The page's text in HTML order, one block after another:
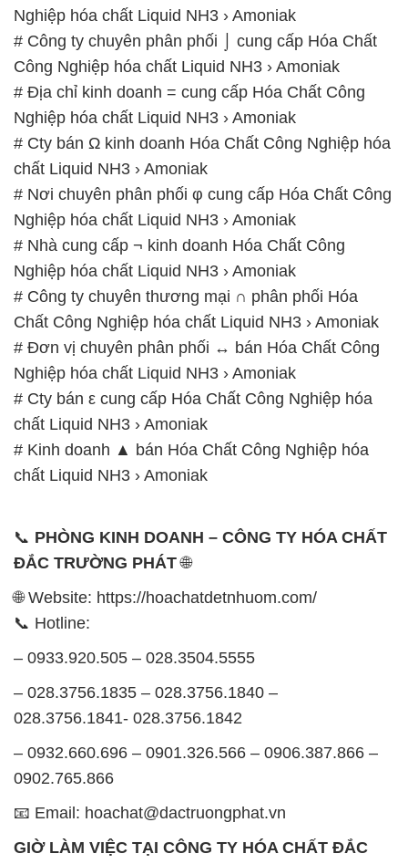
Nghiệp hóa chất Liquid NH3 › Amoniak
# Công ty chuyên phân phối ⌡ cung cấp Hóa Chất
Công Nghiệp hóa chất Liquid NH3 › Amoniak
# Địa chỉ kinh doanh = cung cấp Hóa Chất Công
Nghiệp hóa chất Liquid NH3 › Amoniak
# Cty bán Ω kinh doanh Hóa Chất Công Nghiệp hóa
chất Liquid NH3 › Amoniak
# Nơi chuyên phân phối φ cung cấp Hóa Chất Công
Nghiệp hóa chất Liquid NH3 › Amoniak
# Nhà cung cấp ¬ kinh doanh Hóa Chất Công
Nghiệp hóa chất Liquid NH3 › Amoniak
# Công ty chuyên thương mại ∩ phân phối Hóa
Chất Công Nghiệp hóa chất Liquid NH3 › Amoniak
# Đơn vị chuyên phân phối ↔ bán Hóa Chất Công
Nghiệp hóa chất Liquid NH3 › Amoniak
# Cty bán ε cung cấp Hóa Chất Công Nghiệp hóa
chất Liquid NH3 › Amoniak
# Kinh doanh ▲ bán Hóa Chất Công Nghiệp hóa
chất Liquid NH3 › Amoniak
📞 PHÒNG KINH DOANH – CÔNG TY HÓA CHẤT
ĐẮC TRƯỜNG PHÁT🌐
🌐 Website: https://hoachatdetnhuom.com/
📞 Hotline:
– 0933.920.505 – 028.3504.5555
– 028.3756.1835 – 028.3756.1840 –
028.3756.1841- 028.3756.1842
– 0932.660.696 – 0901.326.566 – 0906.387.866 –
0902.765.866
📧 Email: hoachat@dactruongphat.vn
GIỜ LÀM VIỆC TẠI CÔNG TY HÓA CHẤT ĐẮC